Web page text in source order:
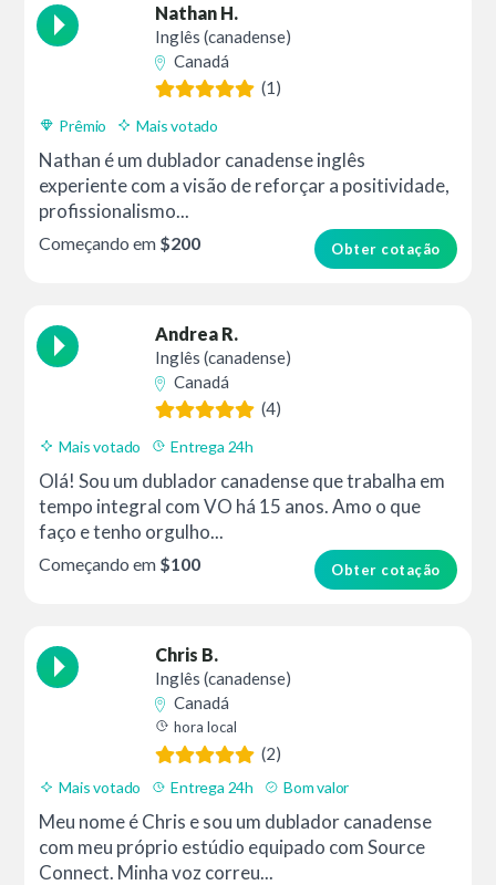
Nathan H.
Inglês (canadense)
Canadá
(1)
Prêmio Mais votado
Nathan é um dublador canadense inglês
experiente com a visão de reforçar a positividade,
profissionalismo...
Obter cotação
Começando em $200
Andrea R.
Inglês (canadense)
Canadá
(4)
Mais votado Entrega 24h
Olá! Sou um dublador canadense que trabalha em
tempo integral com VO há 15 anos. Amo o que
faço e tenho orgulho...
Obter cotação
Começando em $100
Chris B.
Inglês (canadense)
Canadá
hora local
(2)
Mais votado Entrega 24h Bom valor
Meu nome é Chris e sou um dublador canadense
com meu próprio estúdio equipado com Source
Connect. Minha voz correu...